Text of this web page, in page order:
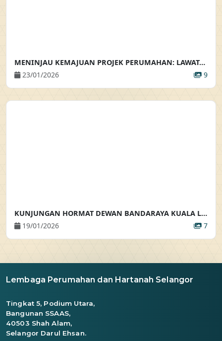
MENINJAU KEMAJUAN PROJEK PERUMAHAN: LAWATAN KE TAPAK PEMBANGUNAN RUMAH BANDAR SELANGORKU
23/01/2026
9
KUNJUNGAN HORMAT DEWAN BANDARAYA KUALA LUMPUR
19/01/2026
7
Lembaga Perumahan dan Hartanah Selangor
Tingkat 5, Podium Utara,
Bangunan SSAAS,
40503 Shah Alam,
Selangor Darul Ehsan.